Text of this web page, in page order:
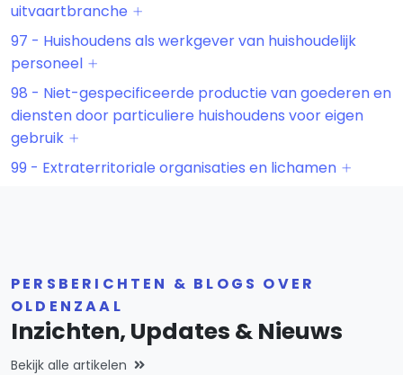
uitvaartbranche
97 - Huishoudens als werkgever van huishoudelijk
personeel
98 - Niet-gespecificeerde productie van goederen en
diensten door particuliere huishoudens voor eigen
gebruik
99 - Extraterritoriale organisaties en lichamen
PERSBERICHTEN & BLOGS OVER
OLDENZAAL
Inzichten, Updates & Nieuws
Bekijk alle artikelen